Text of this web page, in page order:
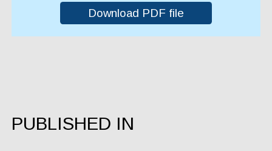
Download PDF file
PUBLISHED IN